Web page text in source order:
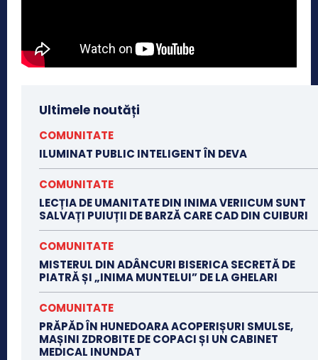
Ultimele noutăți
COMUNITATE
ILUMINAT PUBLIC INTELIGENT ÎN DEVA
COMUNITATE
LECȚIA DE UMANITATE DIN INIMA VERIICUM SUNT
SALVAȚI PUIUȚII DE BARZĂ CARE CAD DIN CUIBURI
COMUNITATE
MISTERUL DIN ADÂNCURI BISERICA SECRETĂ DE
PIATRĂ ȘI „INIMA MUNTELUI” DE LA GHELARI
COMUNITATE
PRĂPĂD ÎN HUNEDOARA ACOPERIȘURI SMULSE,
MAȘINI ZDROBITE DE COPACI ȘI UN CABINET
MEDICAL INUNDAT